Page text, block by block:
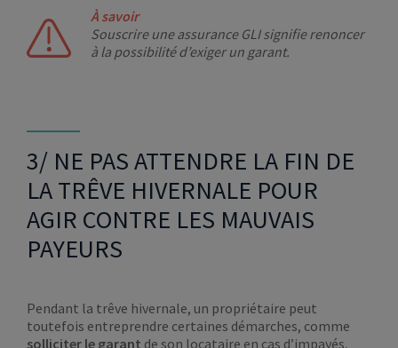
À savoir
Souscrire une assurance GLI signifie renoncer
à la possibilité d’exiger un garant.
3/ NE PAS ATTENDRE LA FIN DE
LA TRÊVE HIVERNALE POUR
AGIR CONTRE LES MAUVAIS
PAYEURS
Pendant la trêve hivernale, un propriétaire peut
toutefois entreprendre certaines démarches, comme
solliciter le garant de son locataire en cas d’impayés,